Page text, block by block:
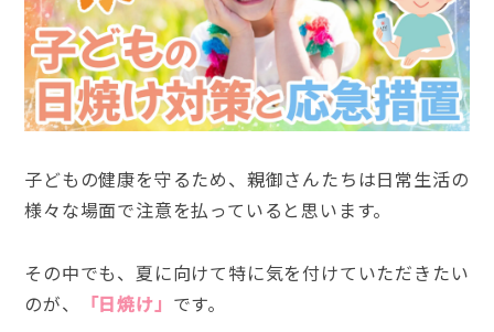
子どもの健康を守るため、親御さんたちは日常生活の
様々な場面で注意を払っていると思います。
その中でも、夏に向けて特に気を付けていただきたい
のが、
「日焼け」 です。